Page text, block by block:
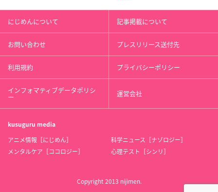
にじめんについて 記事掲載について
お問い合わせ プレスリリース送付先
利用規約 プライバシーポリシー
インフォマティブデータポリシ
ー 運営会社
kusuguru media
アニメ情報［にじめん］
科学ニュース［ナゾロジー］
メンタルケア［ココロジー］
心理テスト［シンリ］
Copyright 2013 nijimen.